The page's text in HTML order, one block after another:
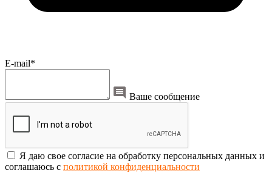
E-mail*
Ваше сообщение
Я даю свое согласие на обработку персональных данных и
соглашаюсь с политикой конфиденциальности